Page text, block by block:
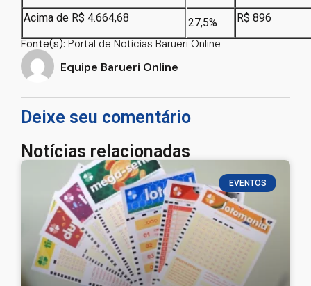
Acima de R$ 4.664,68 27,5% R$ 896
Fonte(s):Portal de Noticias Barueri Online
Equipe Barueri Online
Deixe seu comentário
Notícias relacionadas
EVENTOS